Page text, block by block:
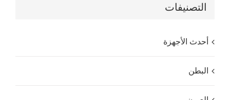
التصنيفات
أحدث الأجهزة
البطن